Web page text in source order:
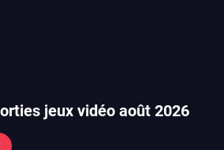
jeux vidéo août 2026